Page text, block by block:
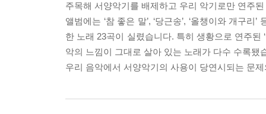
주목해 서양악기를 배제하고 우리 악기로만 연주
앨범에는 ‘참 좋은 말’, ‘당근송’, ‘올챙이와 개구리
한 노래 23곡이 실렸습니다. 특히 생황으로 연주된
악의 느낌이 그대로 살아 있는 노래가 다수 수록됐
우리 음악에서 서양악기의 사용이 당연시되는 문